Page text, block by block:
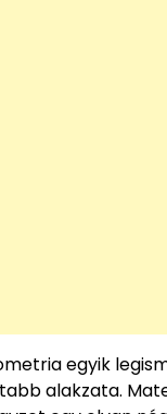
egyik
alakzata.